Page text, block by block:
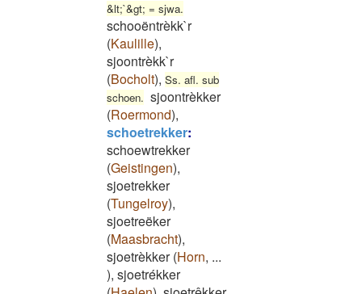
&lt;`&gt; = sjwa.
schooëntrèkk`r
(Kaulille),
sjoontrèkk`r
(Bocholt), Ss. afl. sub
schoen. sjoontrèkker
(Roermond),
schoetrekker:
schoewtrekker
(Geistingen),
sjoetrekker
(Tungelroy),
sjoetreëker
(Maasbracht),
sjoetrèkker(Horn, ...
), sjoetrékker